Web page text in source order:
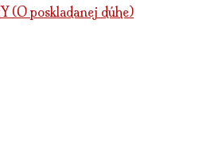
poskladanej dúhe)